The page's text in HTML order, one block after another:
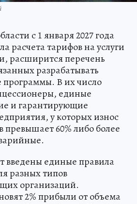
с 1 января 2027 года
расчета тарифов на услуги
расширится перечень
разрабатывать
В их число
единые
и гарантирующие
у которых износ
превышает 60% либо более
введены единые правила
разных типов
организаций.
2% прибыли от объема